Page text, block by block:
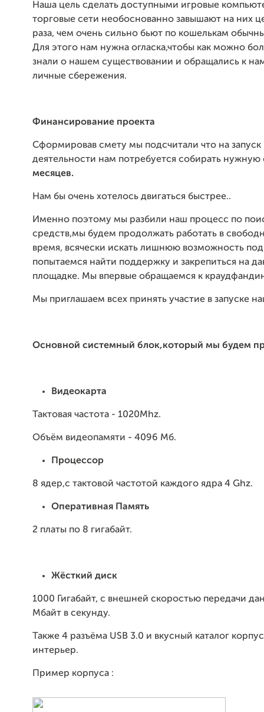
Наша цель сделать доступными игровые
торговые сети необоснованно завышают на них
раза, чем очень сильно бьют по кошелькам
Для этого нам нужна огласка,чтобы как можно
знали о нашем существовании и обращались к
личные сбережения.
Финансирование проекта
Сформировав смету мы подсчитали что на
деятельности нам потребуется собирать
месяцев.
Нам бы очень хотелось двигаться быстрее..
Именно поэтому мы разбили наш процесс по
средств,мы будем продолжать работать в
время, всячески искать лишнюю возможность
попытаемся найти поддержку и закрепиться на
площадке. Мы впервые обращаемся к
Мы приглашаем всех принять участие в запуске
Основной системный блок,который мы будем
Видеокарта
Тактовая частота - 1020Mhz.
Объём видеопамяти - 4096 Мб.
Процессор
8 ядер,с тактовой частотой каждого ядра 4 Ghz.
Оперативная Память
2 платы по 8 гигабайт.
Жёсткий диск
1000 Гигабайт, с внешней скоростью передачи
Мбайт в секунду.
Также 4 разъёма USB 3.0 и вкусный каталог
интерьер.
Пример корпуса :